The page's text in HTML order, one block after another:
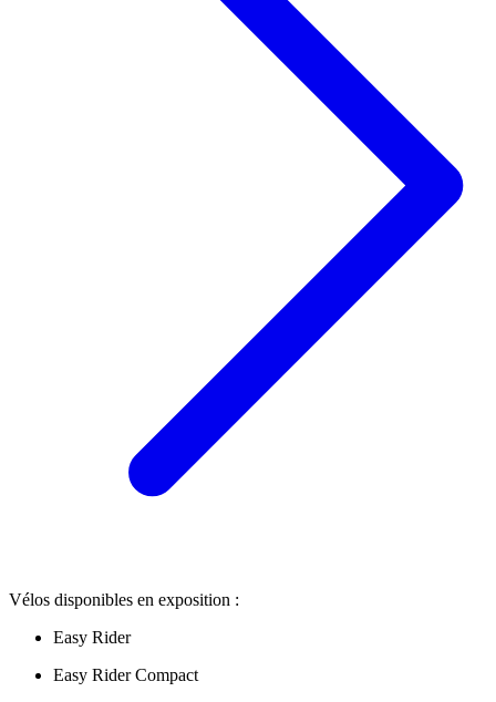
Vélos disponibles en exposition :
Easy Rider
Easy Rider Compact